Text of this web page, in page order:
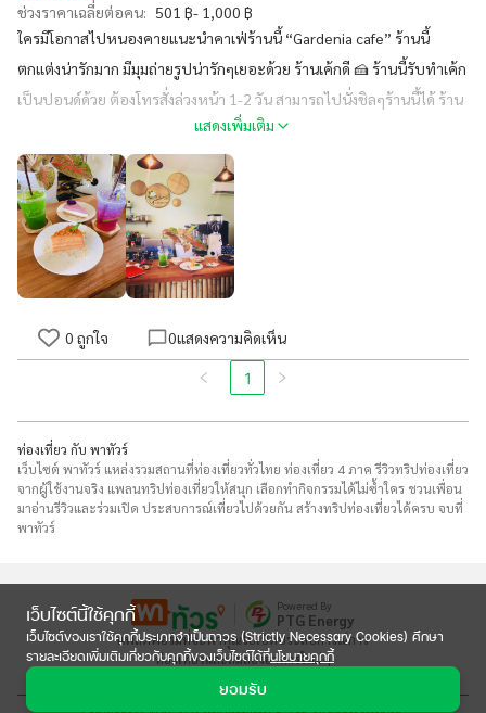
เว็บไซต์นี้ใช้คุกกี้
เว็บไซต์ของเราใช้คุกกี้ประเภทจำเป็นถาวร (Strictly Necessary Cookies) ศึกษา
รายละเอียดเพิ่มเติมเกี่ยวกับคุกกี้ของเว็บไซต์ได้ที่นโยบายคุกกี้
ยอมรับ
ช่วงราคาเฉลี่ยต่อคน: 501 ฿- 1,000 ฿
ใครมีโอกาสไปหนองคายแนะนำคาเฟ่ร้านนี้ “Gardenia cafe” ร้านนี้
ตกแต่งน่ารักมาก มีมุมถ่ายรูปน่ารักๆเยอะด้วย ร้านเค้กดี 🍰 ร้านนี้รับทำเค้ก
เป็นปอนด์ด้วย ต้องโทรสั่งล่วงหน้า 1-2 วัน สามารถไปนั่งชิลๆร้านนี้ได้ ร้าน
นี้เข้าร่วมโครงการคนละครึ่งและ ม.33 ด้วย #อยากให้ลองงง #ร้านนี้ซ้อหยี
แนะนำ
แสดงเพิ่มเติม
0 ถูกใจ 0แสดงความคิดเห็น
1
ท่องเที่ยว กับ พาทัวร์
เว็บไซต์ พาทัวร์ แหล่งรวมสถานที่ท่องเที่ยวทั่วไทย ท่องเที่ยว 4 ภาค รีวิวทริปท่องเที่ยว
จากผู้ใช้งานจริง แพลนทริปท่องเที่ยวให้สนุก เลือกทำกิจกรรมได้ไม่ซ้ำใคร ชวนเพื่อน
มาอ่านรีวิวและร่วมเปิด ประสบการณ์เที่ยวไปด้วยกัน สร้างทริปท่องเที่ยวได้ครบ จบที่
พาทัวร์
Powered By
PTG Energy
แพลตฟอร์มที่จะพาคุณไปเปิดประสบการณ์การ
ท่องเที่ยวและลิ้มลองอาหารใหม่ๆ